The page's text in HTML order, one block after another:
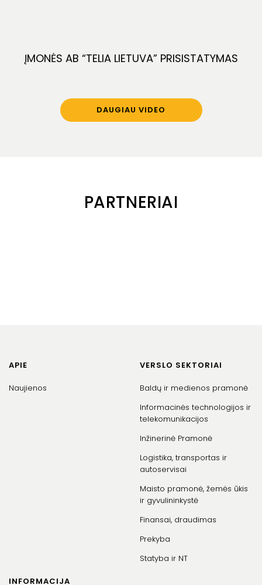
ĮMONĖS AB “TELIA LIETUVA” PRISISTATYMAS
DAUGIAU VIDEO
PARTNERIAI
APIE
Naujienos
VERSLO SEKTORIAI
Baldų ir medienos pramonė
Informacinės technologijos ir
telekomunikacijos
Inžinerinė Pramonė
Logistika, transportas ir
autoservisai
Maisto pramonė, žemės ūkis
ir gyvulininkystė
Finansai, draudimas
Prekyba
Statyba ir NT
INFORMACIJA